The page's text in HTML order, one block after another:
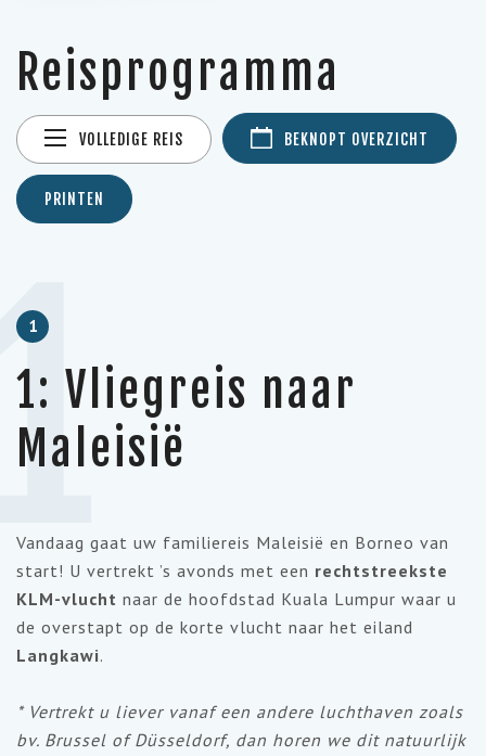
Reisprogramma
VOLLEDIGE REIS BEKNOPT OVERZICHT
PRINTEN
1
1: Vliegreis naar
Maleisië
Vandaag gaat uw familiereis Maleisië en Borneo van
start! U vertrekt ’s avonds met een rechtstreekste
KLM-vlucht naar de hoofdstad Kuala Lumpur waar u
de overstapt op de korte vlucht naar het eiland
Langkawi.
* Vertrekt u liever vanaf een andere luchthaven zoals
bv. Brussel of Düsseldorf, dan horen we dit natuurlijk